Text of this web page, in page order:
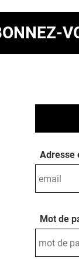
Adresse
Mot de